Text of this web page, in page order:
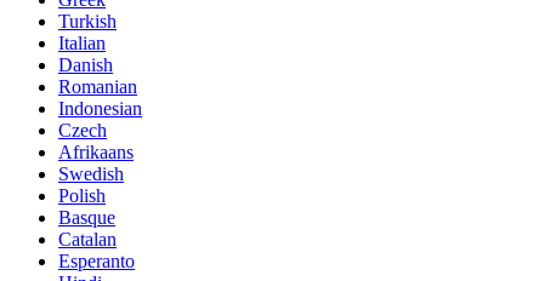
Turkish
Italian
Danish
Romanian
Indonesian
Czech
Afrikaans
Swedish
Polish
Basque
Catalan
Esperanto